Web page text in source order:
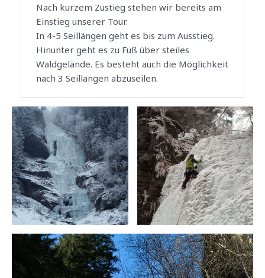
Nach kurzem Zustieg stehen wir bereits am
Einstieg unserer Tour.
In 4-5 Seillängen geht es bis zum Ausstieg.
Hinunter geht es zu Fuß über steiles
Waldgelände. Es besteht auch die Möglichkeit
nach 3 Seillängen abzuseilen.